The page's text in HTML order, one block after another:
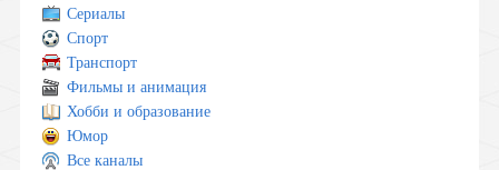
Сериалы
Спорт
Транспорт
Фильмы и анимация
Хобби и образование
Юмор
Все каналы